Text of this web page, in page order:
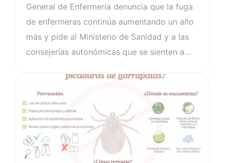
General de Enfermería denuncia que la fuga
de enfermeras continúa aumentando un año
más y pide al Ministerio de Sanidad y a las
consejerías autonómicas que se sienten a
porque “nos encontramos en un momento
crítico para el Sistema Nacional de Salud”.
Los datos de 2025 reflejan que 1.356
enfermeras y enfermeros pidieron el
certificado de buena conducta (documento
que solicitan desde los países extranjeros